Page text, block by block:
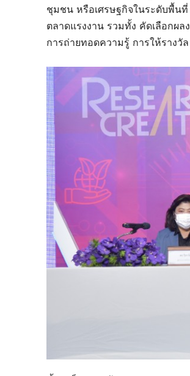
ชุมชน หรือเศรษฐกิจในระดับพื้น
ตลาดแรงงาน รวมทั้ง คัดเลือก
การถ่ายทอดความรู้ การให้รางวั